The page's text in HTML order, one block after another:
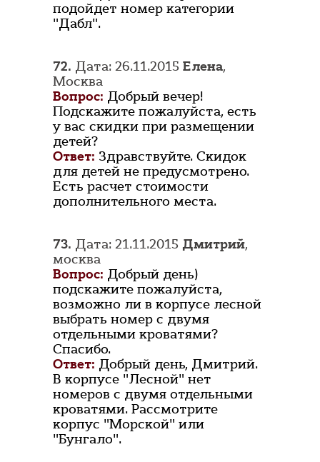
подойдет номер категории
"Дабл".
72. Дата: 26.11.2015 Елена,
Москва
Вопрос: Добрый вечер!
Подскажите пожалуйста, есть
у вас скидки при размещении
детей?
Ответ: Здравствуйте. Скидок
для детей не предусмотрено.
Есть расчет стоимости
дополнительного места.
73. Дата: 21.11.2015 Дмитрий,
москва
Вопрос: Добрый день)
подскажите пожалуйста,
возможно ли в корпусе лесной
выбрать номер с двумя
отдельными кроватями?
Спасибо.
Ответ: Добрый день, Дмитрий.
В корпусе "Лесной" нет
номеров с двумя отдельными
кроватями. Рассмотрите
корпус "Морской" или
"Бунгало".